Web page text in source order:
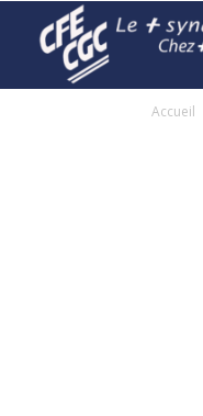
Accueil